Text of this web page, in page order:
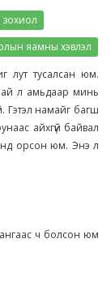
яамны хэвлэл
лут тусалсан юм.
л амьдаар минь
Гэтэл намайг багш
айхгүй байвал
орсон юм. Энэ л
ч болсон юм